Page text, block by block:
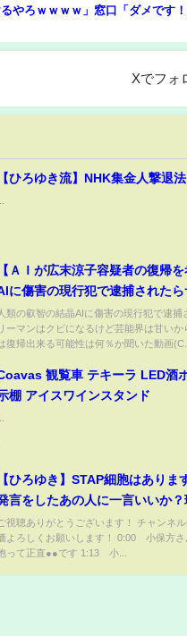
やろｗｗｗｗ」窓口「ダメです
Xでフォ
【ひろゆき流】NHK集金人撃退法
【ＡＩが広末涼子容疑者の復帰を
に傷害の現行犯で逮捕されたら
マンはクビになるけど芸能界は
涼子は復帰出来る可能性は何％
ChatGPT編】
人類の叡智の結晶AIに傷害の現行犯で逮捕
ーマンはクビになるけど芸能界は甘いか
復帰出来る可能性は何％か聞いた動画(C...
観覧車 テキーラ LED酒
棚 アイスワインスタンド
【ひろゆき】STAP細胞はあり
言をしたあの人に一言いいか？
研究員・小保方晴子について語
論破 スタップ細胞 リケジョ
イコパス hiroyuki】
ご視聴ありがとうございます！ チャンネ
よろしくお願いします！ 0:00 小保方さ
って正直●●です 1:13 小...